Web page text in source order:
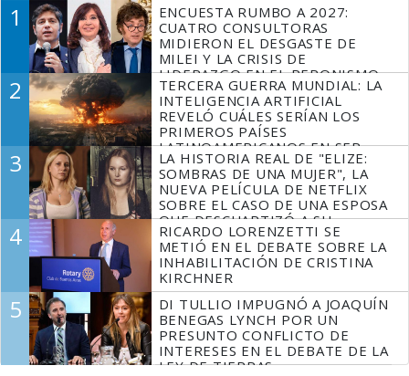
1
ENCUESTA RUMBO A 2027:
CUATRO CONSULTORAS
MIDIERON EL DESGASTE DE
MILEI Y LA CRISIS DE
LIDERAZGO EN EL PERONISMO
2
TERCERA GUERRA MUNDIAL: LA
INTELIGENCIA ARTIFICIAL
REVELÓ CUÁLES SERÍAN LOS
PRIMEROS PAÍSES
LATINOAMERICANOS EN SER
DERROTADOS
3
LA HISTORIA REAL DE "ELIZE:
SOMBRAS DE UNA MUJER", LA
NUEVA PELÍCULA DE NETFLIX
SOBRE EL CASO DE UNA ESPOSA
QUE DESCUARTIZÓ A SU
MARIDO
4
RICARDO LORENZETTI SE
METIÓ EN EL DEBATE SOBRE LA
INHABILITACIÓN DE CRISTINA
KIRCHNER
5
DI TULLIO IMPUGNÓ A JOAQUÍN
BENEGAS LYNCH POR UN
PRESUNTO CONFLICTO DE
INTERESES EN EL DEBATE DE LA
LEY DE TIERRAS